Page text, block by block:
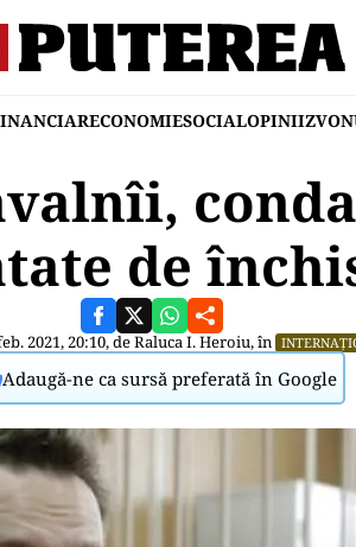
ECONOMIESOCIALOPINII
de
2021, 20:10, deRaluca I. Heroiu, în
Adaugă-ne ca sursă preferată în Google